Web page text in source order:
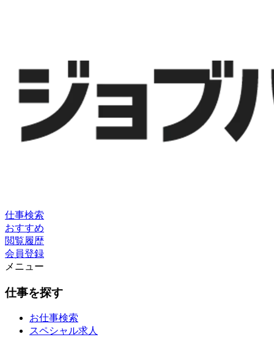
仕事検索
おすすめ
閲覧履歴
会員登録
メニュー
仕事を探す
お仕事検索
スペシャル求人